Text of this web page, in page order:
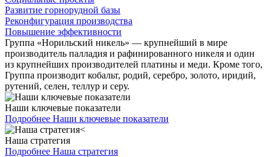
Развитие горнорудной базы
Реконфигурация производства
Повышение эффективности
Группа «Норильский никель» — крупнейший в мире
производитель палладия и рафинированного никеля и один
из крупнейших производителей платины и меди. Кроме того,
Группа производит кобальт, родий, серебро, золото, иридий,
рутений, селен, теллур и серу.
Наши ключевые показатели
Подробнее Наши ключевые показатели
Наша стратегия
Подробнее Наша стратегия